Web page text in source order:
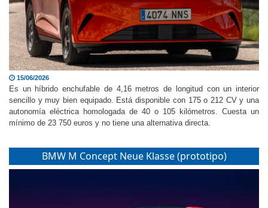
15/06/2026
Es un híbrido enchufable de 4,16 metros de longitud con un interior
sencillo y muy bien equipado. Está disponible con 175 o 212 CV y una
autonomía eléctrica homologada de 40 o 105 kilómetros. Cuesta un
BMW M Concept Neue Klasse (prototipo)